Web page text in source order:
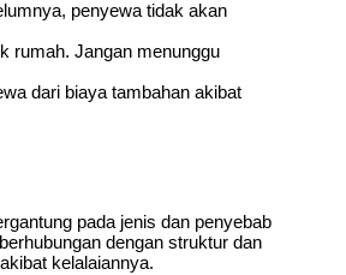
penyewa tidak akan
rumah. Jangan menunggu
dari biaya tambahan akibat
pada jenis dan penyebab
dengan struktur dan
kelalaiannya.